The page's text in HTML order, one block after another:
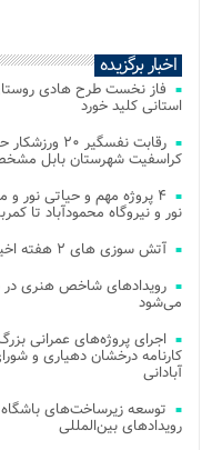
اخبار برگزیده
فاز نخست طرح هادی
استانی کلید خورد
کراسفیت شهرستان بابل
۴ پروژه مهم و حیاتی نور و
نور و نیروگاه محمودآباد تا
آتش‌ سوزی‌ های ۲ هفته اخیر میانکاله عمدی بود
می‌شود
اجرای پروژه‌های عمرانی
کارنامه درخشان دهیاری و
آبادانی
توسعه زیرساخت‌های
رویدادهای بین‌المللی